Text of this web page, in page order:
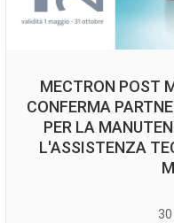
MECTRON POST
CONFERMA
PER LA
L'ASSISTENZA